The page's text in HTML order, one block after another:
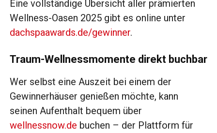
Eine vollständige Übersicht aller prämierten
Wellness-Oasen 2025 gibt es online unter
dachspaawards.de/gewinner.
Traum-Wellnessmomente direkt buchbar
Wer selbst eine Auszeit bei einem der
Gewinnerhäuser genießen möchte, kann
seinen Aufenthalt bequem über
wellnessnow.de buchen – der Plattform für